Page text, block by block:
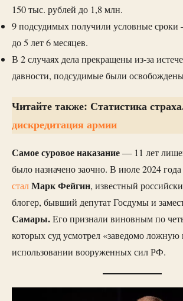
150 тыс. рублей до 1,8 млн.
9 подсудимых получили условные сроки
до 5 лет 6 месяцев.
В 2 случаях дела прекращены из-за
давности, подсудимые были освобождены
Читайте также: Статистика
дискредитация армии
Самое суровое наказание— 11 лет
было назначено заочно. В июле 2024
сталМарк Фейгин, известный
блогер, бывший депутат Госдумы и
Самары.Его признали виновным по
которых суд усмотрел «заведомо
использовании вооруженных сил РФ.